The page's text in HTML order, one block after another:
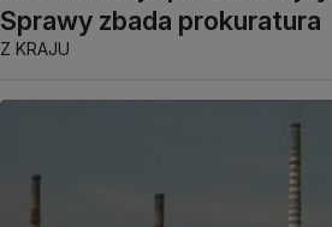
Sprawy zbada prokuratura
Z KRAJU